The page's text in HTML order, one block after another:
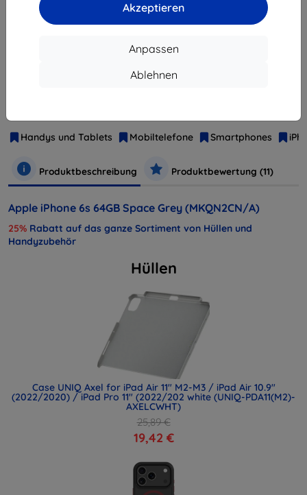
Akzeptieren
Anpassen
Ablehnen
ausverkauft
Weitere Varianten dieses Produkts
Handys und Tablets
Mobiltelefone Smartphones
Produktbeschreibung Produktbewertung (11)
Apple iPhone 6s 64GB Space Grey (MKQN2CN/A)
25% Rabatt auf das ganze Sortiment von Hüllen und
Handyzubehör
Hüllen
Case UNIQ Axel for iPad Air 11" M2-M3 / iPad Air 10.9"
(2022/2020) / iPad Pro 11" (2022/202 white (UNIQ-PDA11(M2)-
AXELCWHT)
25,89 €
19,42 €